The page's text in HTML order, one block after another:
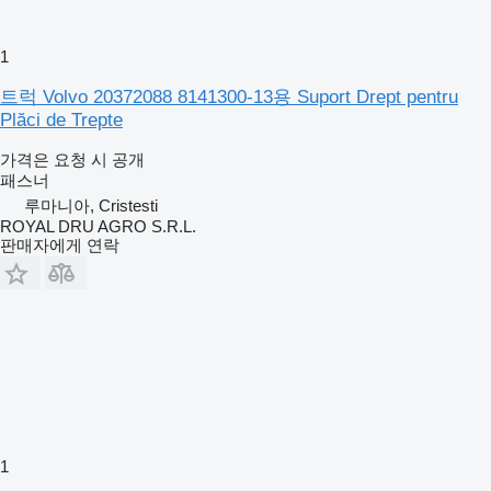
1
트럭 Volvo 20372088 8141300-13용 Suport Drept pentru
Plăci de Trepte
가격은 요청 시 공개
패스너
루마니아, Cristesti
ROYAL DRU AGRO S.R.L.
판매자에게 연락
1